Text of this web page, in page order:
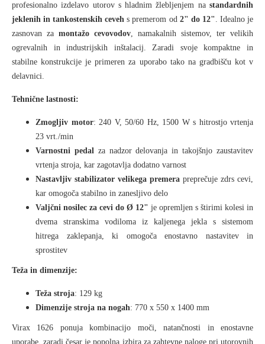
profesionalno izdelavo utorov s hladnim žlebljenjem na standardnih
jeklenih in tankostenskih ceveh s premerom od 2" do 12". Idealno je
zasnovan za montažo cevovodov, namakalnih sistemov, ter velikih
ogrevalnih in industrijskih inštalacij. Zaradi svoje kompaktne in
stabilne konstrukcije je primeren za uporabo tako na gradbišču kot v
delavnici.
Tehnične lastnosti:
Zmogljiv motor: 240 V, 50/60 Hz, 1500 W s hitrostjo vrtenja
23 vrt./min
Varnostni pedal za nadzor delovanja in takojšnjo zaustavitev
vrtenja stroja, kar zagotavlja dodatno varnost
Nastavljiv stabilizator velikega premera preprečuje zdrs cevi,
kar omogoča stabilno in zanesljivo delo
Valjčni nosilec za cevi do Ø 12" je opremljen s štirimi kolesi in
dvema stranskima vodiloma iz kaljenega jekla s sistemom
hitrega zaklepanja, ki omogoča enostavno nastavitev in
sprostitev
Teža in dimenzije:
Teža stroja: 129 kg
Dimenzije stroja na nogah: 770 x 550 x 1400 mm
Virax 1626 ponuja kombinacijo moči, natančnosti in enostavne
uporabe, zaradi česar je popolna izbira za zahtevne naloge pri utorovnih